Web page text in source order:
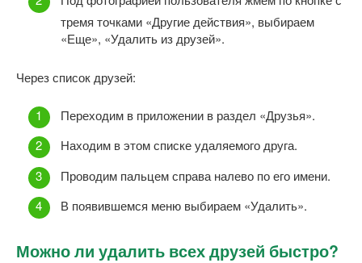
тремя точками «Другие действия», выбираем
«Еще», «Удалить из друзей».
Через список друзей:
Переходим в приложении в раздел «Друзья».
Находим в этом списке удаляемого друга.
Проводим пальцем справа налево по его имени.
В появившемся меню выбираем «Удалить».
Можно ли удалить всех друзей быстро?